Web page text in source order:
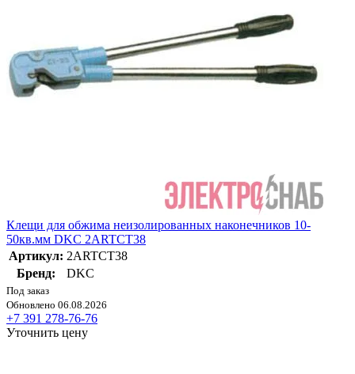
Клещи для обжима неизолированных наконечников 10-
50кв.мм DKC 2ARTCT38
Артикул: 2ARTCT38
Бренд:
DKC
Под заказ
Обновлено 06.08.2026
+7 391 278-76-76
Уточнить цену